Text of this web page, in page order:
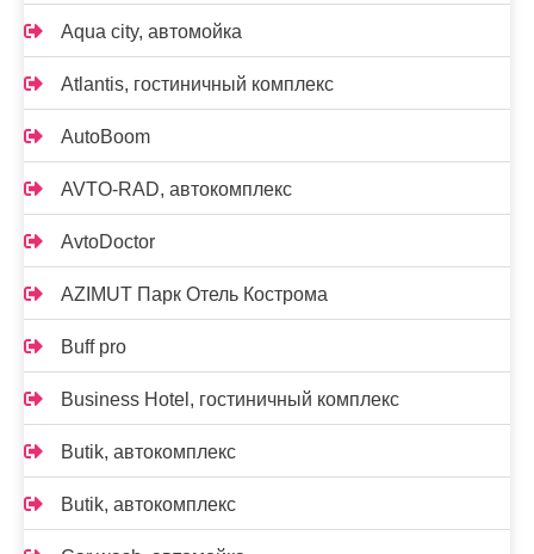
Aqua city, автомойка
Atlantis, гостиничный комплекс
AutoBoom
AVTO-RAD, автокомплекс
AvtoDoctor
AZIMUT Парк Отель Кострома
Buff pro
Business Hotel, гостиничный комплекс
Butik, автокомплекс
Butik, автокомплекс